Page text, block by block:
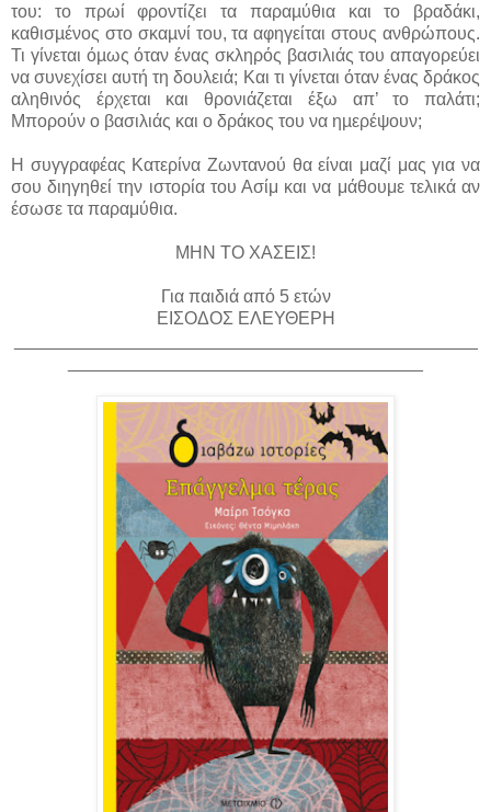
του: το πρωί φροντίζει τα παραµύθια και το βραδάκι,
καθισµένος στο σκαµνί του, τα αφηγείται στους ανθρώπους.
Τι γίνεται όµως όταν ένας σκληρός βασιλιάς του απαγορεύει
να συνεχίσει αυτή τη δουλειά; Και τι γίνεται όταν ένας δράκος
αληθινός έρχεται και θρονιάζεται έξω απ’ το παλάτι;
Μπορούν ο βασιλιάς και ο δράκος του να ηµερέψουν;
Η συγγραφέας Κατερίνα Ζωντανού θα είναι μαζί μας για να
σου διηγηθεί την ιστορία του Ασίμ και να μάθουμε τελικά αν
έσωσε τα παραμύθια.
MHN TO XAΣΕΙΣ!
Για παιδιά από 5 ετών
ΕΙΣΟΔΟΣ ΕΛΕΥΘΕΡΗ